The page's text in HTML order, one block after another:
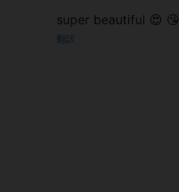
super beautiful 😍 😘
翻訳